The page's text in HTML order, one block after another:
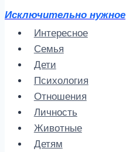
Исключительно нужное
Интересное
Семья
Дети
Психология
Отношения
Личность
Животные
Детям